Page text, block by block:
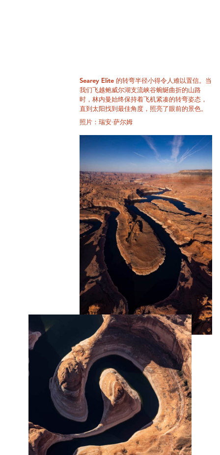
Searey Elite 的转弯半径小得令人难以置信。当
我们飞越鲍威尔湖支流峡谷蜿蜒曲折的山路
时，林内曼始终保持着飞机紧凑的转弯姿态，
直到太阳找到最佳角度，照亮了眼前的景色。
照片：瑞安·萨尔姆